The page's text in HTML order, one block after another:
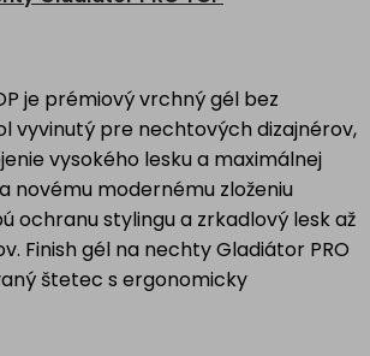
je prémiový vrchný gél bez
vyvinutý pre nechtových dizajnérov,
vysokého lesku a maximálnej
novému modernému zloženiu
ochranu stylingu a zrkadlový lesk až
Finish gél na nechty Gladiátor PRO
štetec s ergonomicky